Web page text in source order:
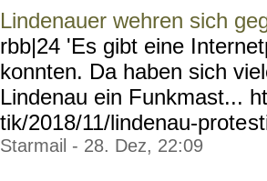
Lindenauer wehren sich
rbb|24 'Es gibt eine
konnten. Da haben sich
Lindenau ein Funkmast...
tik/2018/11/lindenau-prote
Starmail - 28. Dez, 22:09